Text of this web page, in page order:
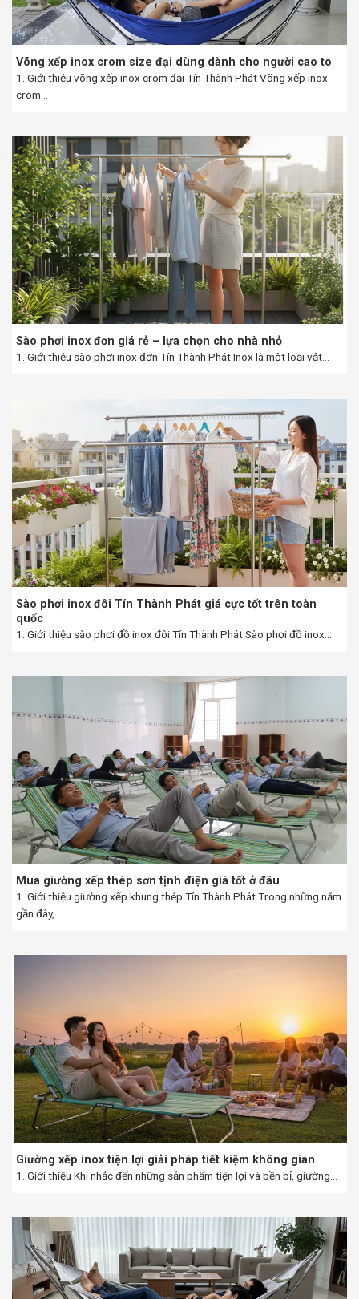
Võng xếp inox crom size đại dùng dành cho người cao to
1. Giới thiệu võng xếp inox crom đại Tín Thành Phát Võng xếp inox
crom...
Sào phơi inox đơn giá rẻ – lựa chọn cho nhà nhỏ
1. Giới thiệu sào phơi inox đơn Tín Thành Phát Inox là một loại vật...
Sào phơi inox đôi Tín Thành Phát giá cực tốt trên toàn
quốc
1. Giới thiệu sào phơi đồ inox đôi Tín Thành Phát Sào phơi đồ inox...
Mua giường xếp thép sơn tịnh điện giá tốt ở đâu
1. Giới thiệu giường xếp khung thép Tín Thành Phát Trong những năm
gần đây,...
Giường xếp inox tiện lợi giải pháp tiết kiệm không gian
1. Giới thiệu Khi nhắc đến những sản phẩm tiện lợi và bền bỉ, giường...